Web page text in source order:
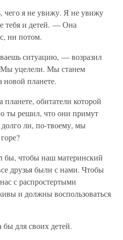
чего я не увижу. Я не увижу
тебя и детей. — Она
ни потом.
ситуацию, — возразил
уцелели. Мы станем
новой планете.
обитатели которой
ты решил, что они примут
ли, по-твоему, мы
чтобы наш материнский
друзья были с нами. Чтобы
с распростертыми
и должны воспользоваться
для своих детей.